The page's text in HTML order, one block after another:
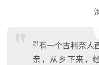
21 有一个古利奈人
亲，从乡下来，